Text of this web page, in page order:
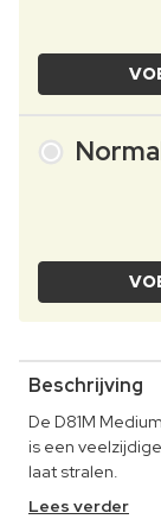
Beschrijving
De D81M
is een
laat stralen.
Lees verder